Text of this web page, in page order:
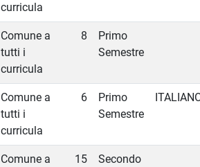
curricula
Comune a
tutti i
curricula
8
Primo
Semestre
Comune a
tutti i
curricula
6
Primo
Semestre
Comune a
15
Secondo